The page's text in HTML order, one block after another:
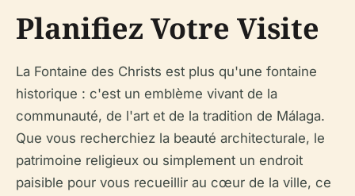
Planifiez Votre Visite
La Fontaine des Christs est plus qu'une fontaine
historique : c'est un emblème vivant de la
communauté, de l'art et de la tradition de Málaga.
Que vous recherchiez la beauté architecturale, le
patrimoine religieux ou simplement un endroit
paisible pour vous recueillir au cœur de la ville, ce